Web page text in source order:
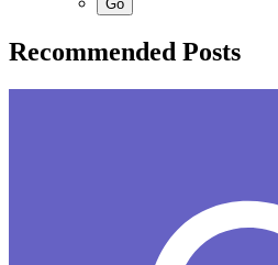
Recommended Posts